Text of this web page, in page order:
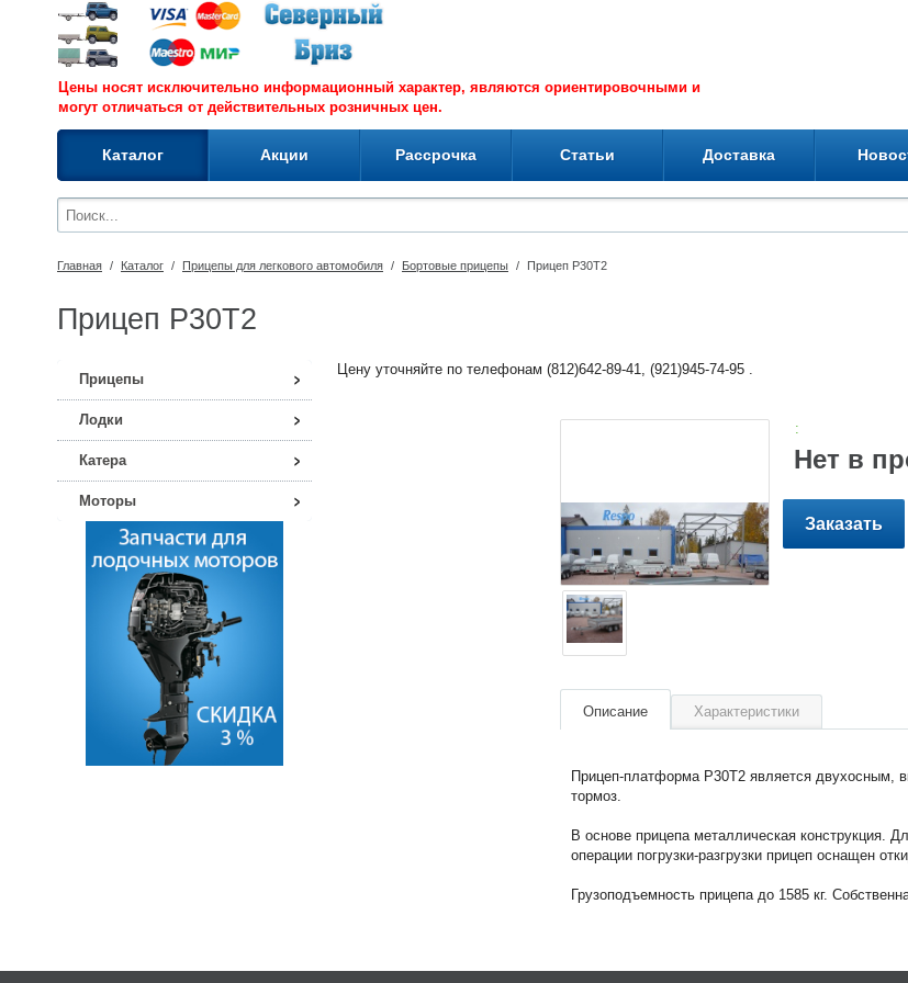
Цены носят исключительно информационный характер, являются ориентировочными и
могут отличаться от действительных розничных цен.
Каталог Акции Рассрочка Статьи Доставка
Главная / Каталог / Прицепы для легкового автомобиля / Бортовые прицепы / Прицеп P30T2
Прицеп P30T2
Прицепы
Лодки
Катера
Моторы
Цену уточняйте по телефонам (812)642-89-41, (921)945-74-95 .
:
Нет в
Заказать
Описание Характеристики
Прицеп-платформа P30T2 является двухосным,
тормоз.
В основе прицепа металлическая конструкция.
операции погрузки-разгрузки прицеп оснащен
Грузоподъемность прицепа до 1585 кг.